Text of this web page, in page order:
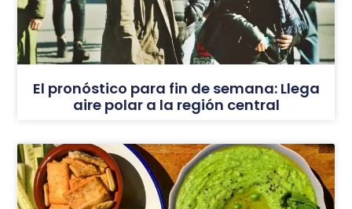
El pronóstico para fin de semana: Llega
aire polar a la región central